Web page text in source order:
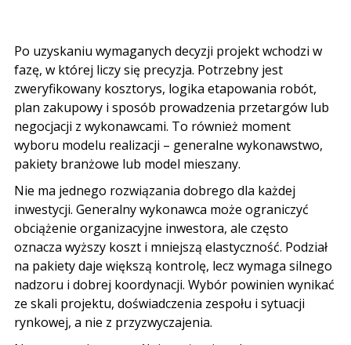
Po uzyskaniu wymaganych decyzji projekt wchodzi w
fazę, w której liczy się precyzja. Potrzebny jest
zweryfikowany kosztorys, logika etapowania robót,
plan zakupowy i sposób prowadzenia przetargów lub
negocjacji z wykonawcami. To również moment
wyboru modelu realizacji – generalne wykonawstwo,
pakiety branżowe lub model mieszany.
Nie ma jednego rozwiązania dobrego dla każdej
inwestycji. Generalny wykonawca może ograniczyć
obciążenie organizacyjne inwestora, ale często
oznacza wyższy koszt i mniejszą elastyczność. Podział
na pakiety daje większą kontrolę, lecz wymaga silnego
nadzoru i dobrej koordynacji. Wybór powinien wynikać
ze skali projektu, doświadczenia zespołu i sytuacji
rynkowej, a nie z przyzwyczajenia.